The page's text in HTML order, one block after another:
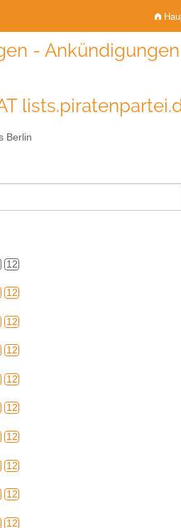
-
Berlin
12
12
12
12
12
12
12
12
12
12